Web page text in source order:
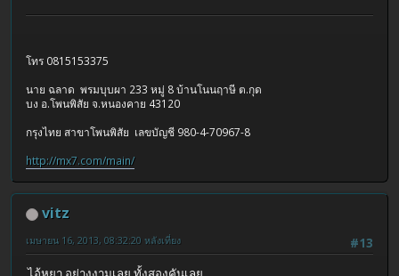
โทร 0815153375
นาย ฉลาด พรมบุบผา 233 หมู่ 8 บ้านโนนฤาษี ต.กุด
บง อ.โพนพิสัย จ.หนองคาย 43120
กรุงไทย สาขาโพนพิสัย เลขบัญชี 980-4-70967-8
http://mx7.com/main/
vitz
#13
เมษายน 16, 2013, 08:32:20 หลังเที่ยง